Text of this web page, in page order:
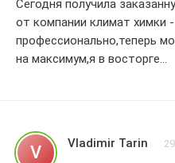
Сегодня получила
от компании климат химки
профессионально,теперь
на максимум,я в восторге
V Vladimir Tarin